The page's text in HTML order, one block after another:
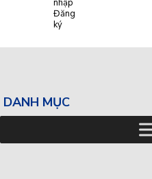
nhập
Đăng
ký
DANH MỤC